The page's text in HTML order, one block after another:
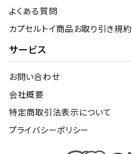
よくある質問
カプセルトイ商品お取り引き規約
サービス
お問い合わせ
会社概要
特定商取引法表示について
プライバシーポリシー